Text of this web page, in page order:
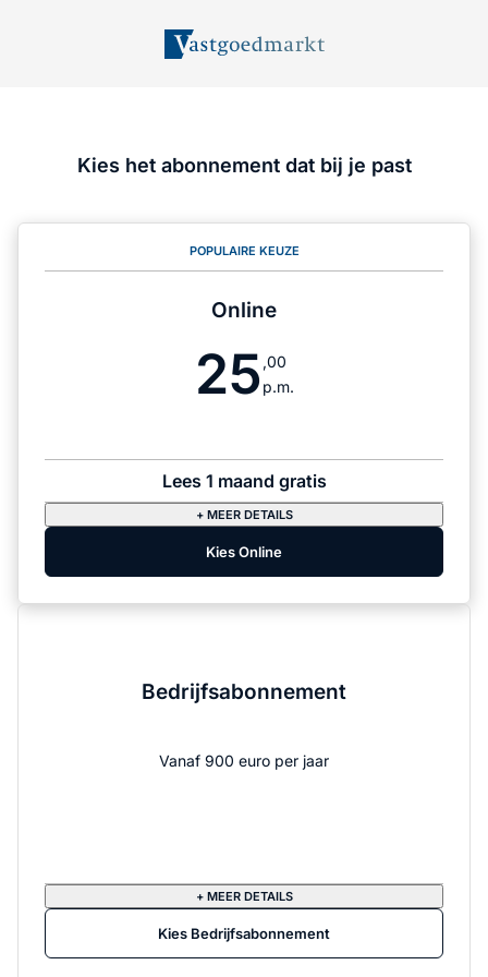
Kies het abonnement dat bij je past
POPULAIRE KEUZE
Online
25 ,00
p.m.
Lees 1 maand gratis
+ MEER DETAILS
Kies Online
Bedrijfsabonnement
Vanaf 900 euro per jaar
+ MEER DETAILS
Kies Bedrijfsabonnement